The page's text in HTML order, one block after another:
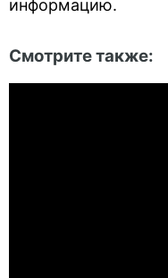
информацию.
Смотрите также: